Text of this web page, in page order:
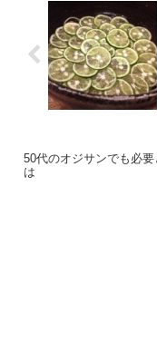
50代のオジサンでも必
は